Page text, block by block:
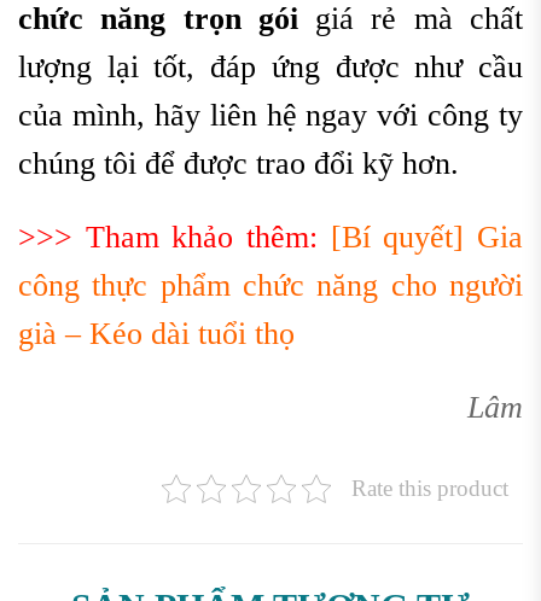
chức năng trọn góigiá rẻ mà chất
lượng lại tốt, đáp ứng được như cầu
của mình, hãy liên hệ ngay với công ty
chúng tôi để được trao đổi kỹ hơn.
>>> Tham khảo thêm: [Bí quyết] Gia
công thực phẩm chức năng cho người
già – Kéo dài tuổi thọ
Lâm
Rate this product